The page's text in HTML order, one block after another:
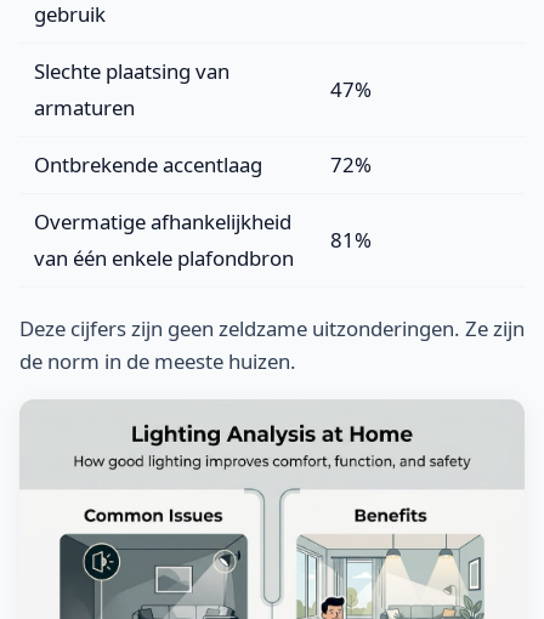
gebruik
Slechte plaatsing van
armaturen
47%
Ontbrekende accentlaag 72%
Overmatige afhankelijkheid
van één enkele plafondbron
81%
Deze cijfers zijn geen zeldzame uitzonderingen. Ze zijn
de norm in de meeste huizen.